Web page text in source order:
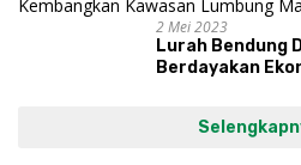
2 Mei 2023
Lurah Bendung
Berdayakan